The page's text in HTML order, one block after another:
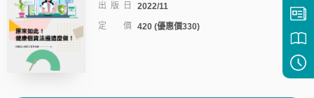
出 版 日
2022/11
定 價
420 (優惠價330)